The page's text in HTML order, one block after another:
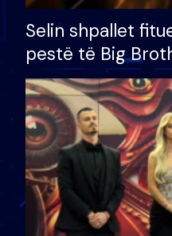
Selin shpallet
pestë të Big
çmimin e madh